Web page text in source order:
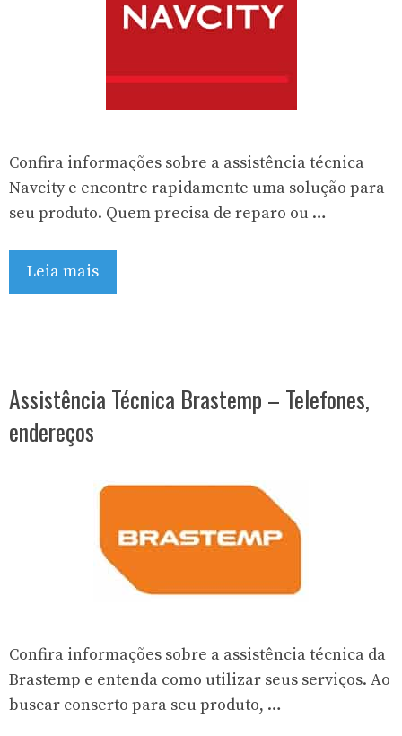
Confira informações sobre a assistência técnica
Navcity e encontre rapidamente uma solução para
seu produto. Quem precisa de reparo ou …
Leia mais
Assistência Técnica Brastemp – Telefones,
endereços
Confira informações sobre a assistência técnica da
Brastemp e entenda como utilizar seus serviços. Ao
buscar conserto para seu produto, …